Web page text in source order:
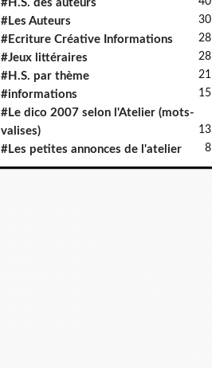
#H.S. des auteurs
#Les Auteurs 30
#Ecriture Créative Informations 28
#Jeux littéraires 28
#H.S. par thème 21
#informations 15
#Le dico 2007 selon l'Atelier (mots-
valises)
13
#Les petites annonces de l'atelier 8